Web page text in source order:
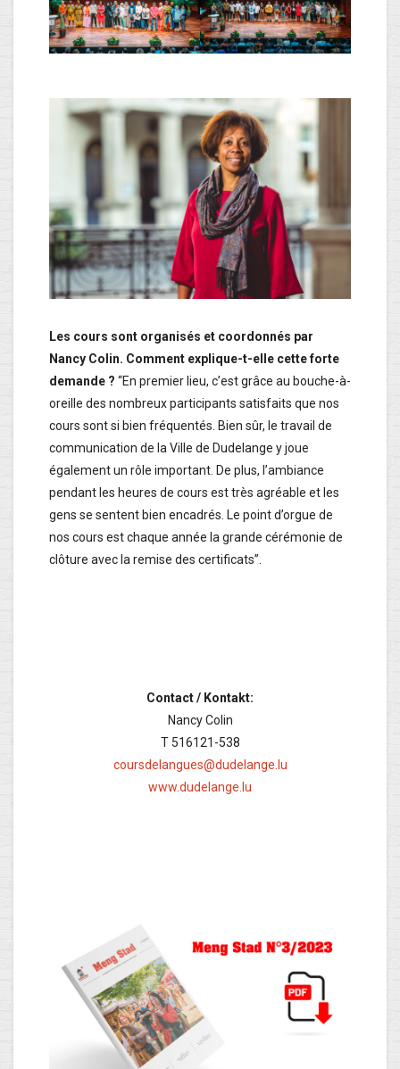
Les cours sont organisés et coordonnés par
Nancy Colin. Comment explique-t-elle cette forte
demande ? “En premier lieu, c’est grâce au bouche-à-
oreille des nombreux participants satisfaits que nos
cours sont si bien fréquentés. Bien sûr, le travail de
communication de la Ville de Dudelange y joue
également un rôle important. De plus, l’ambiance
pendant les heures de cours est très agréable et les
gens se sentent bien encadrés. Le point d’orgue de
nos cours est chaque année la grande cérémonie de
clôture avec la remise des certificats”.
Contact / Kontakt:
Nancy Colin
T 516121-538
coursdelangues@dudelange.lu
www.dudelange.lu